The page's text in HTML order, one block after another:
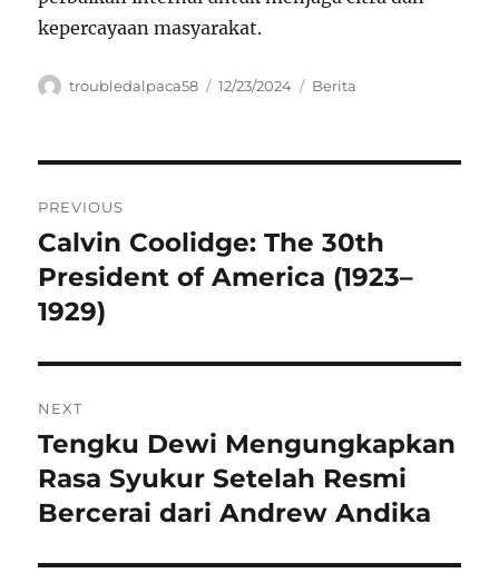
kepercayaan masyarakat.
Author
troubledalpaca58
Posted
12/23/2024 Categories
Berita
pos
PREVIOUS
Previous
post:
Calvin Coolidge: The 30th
President of America (1923–
1929)
NEXT
Next
post:
Tengku Dewi Mengungkapkan
Rasa Syukur Setelah Resmi
Bercerai dari Andrew Andika